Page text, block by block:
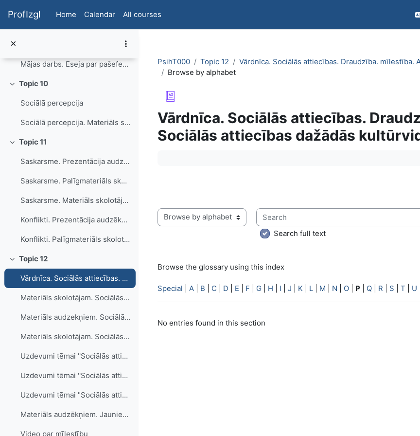
ProfIzgl Home Calendar All courses
Sociāli nosacītās personības īpašības. Vārdnīca
Mājas darbs. Eseja par pašefektivitāti.
Collapse
Topic 10
Sociālā percepcija
Sociālā percepcija. Materiāls skolotājam
Collapse
Topic 11
Saskarsme. Prezentācija audzēkņiem
Saskarsme. Palīgmateriāls skolotājam. Prezentācija ar piezīmēm.
Saskarsme. Materiāls skolotājam.
Konflikti. Prezentācija audzēkņiem.
Konflikti. Palīgmateriāls skolotājam. Uzdevumi, vārdnīca.
Collapse
Topic 12
Vārdnīca. Sociālās attiecības. Draudzība. mīlestība. Agresija. Sociālās attiecības dažādās kultūrvidēs.
Materiāls skolotājam. Sociālās attiecības. Draudzība. Mīlestība. Agresija.
Materiāls audzekņiem. Sociālās attiecības.Draudzība. Mīlestība. Agresija.
Materiāls skolotājam. Sociālās attiecības dažādās kultūrvidēs. Jauniešu subkultūra
Uzdevumi tēmai ''Sociālās attiecības"
Uzdevumi tēmai ''Sociālās attiecības"
Uzdevumi tēmai "Sociālās attiecības dažādās kultūrvidēs. Jauniešu subkultūra"
Materiāls audzēkņiem. Jauniešu subkultūra
Video par mīlestību
PsihT000 Topic 12
Vārdnīca. Sociālās attiecības. Draudzība. mīlestība.
Browse by alphabet
Vārdnīca. Sociālās attiecības.
Sociālās attiecības dažādās
Browse the glossary using this index
Search
Search full text
Browse the glossary using this index
Special A B C D E F G H I J K L M N O P Q R S T U
No entries found in this section